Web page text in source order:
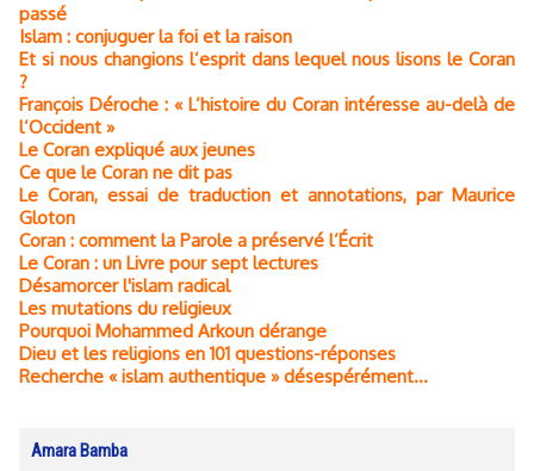
passé
Islam : conjuguer la foi et la raison
Et si nous changions l’esprit dans lequel nous lisons le Coran
?
François Déroche : « L’histoire du Coran intéresse au-delà de
l’Occident »
Le Coran expliqué aux jeunes
Ce que le Coran ne dit pas
Le Coran, essai de traduction et annotations, par Maurice
Gloton
Coran : comment la Parole a préservé l’Écrit
Le Coran : un Livre pour sept lectures
Désamorcer l'islam radical
Les mutations du religieux
Pourquoi Mohammed Arkoun dérange
Dieu et les religions en 101 questions-réponses
Recherche « islam authentique » désespérément…
Amara Bamba